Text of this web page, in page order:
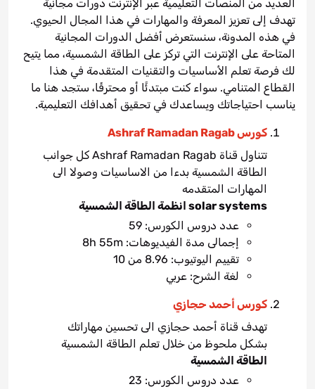
العديد من المنصات التعليمية عبر الإنترنت دورات مجانية
تهدف إلى تعزيز المعرفة والمهارات في هذا المجال الحيوي.
في هذه المدونة، سنستعرض أفضل الدورات المجانية
المتاحة على الإنترنت التي تركز على الطاقة الشمسية، مما يتيح
لك فرصة تعلم الأساسيات والتقنيات المتقدمة في هذا
القطاع المتنامي. سواء كنت مبتدئًا أو محترفًا، ستجد هنا ما
يناسب احتياجاتك ويساعدك في تحقيق أهدافك التعليمية.
كورس Ashraf Ramadan Ragab
تتناول قناة Ashraf Ramadan Ragab كل جوانب
الطاقة الشمسية بدءا من الاساسيات وصولا الى
المهارات المتقدمه
solar systems انظمة الطاقة الشمسية
عدد دروس الكورس: 59
إجمالى مدة الفيديوهات: 8h 55m
تقييم اليوتيوب: 8.96 من 10
لغة الشرح: عربي
كورس أحمد حجازي
تهدف قناة أحمد حجازي الى تحسين مهاراتك
بشكل ملحوظ من خلال تعلم الطاقة الشمسية
الطاقة الشمسية
عدد دروس الكورس: 23